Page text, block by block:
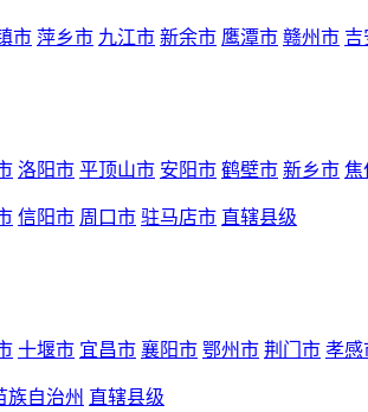
市 萍乡市 九江市 新余市 鹰潭市 赣州市 吉
洛阳市 平顶山市 安阳市 鹤壁市 新乡市 焦
信阳市 周口市 驻马店市 直辖县级
十堰市 宜昌市 襄阳市 鄂州市 荆门市 孝感
族自治州 直辖县级